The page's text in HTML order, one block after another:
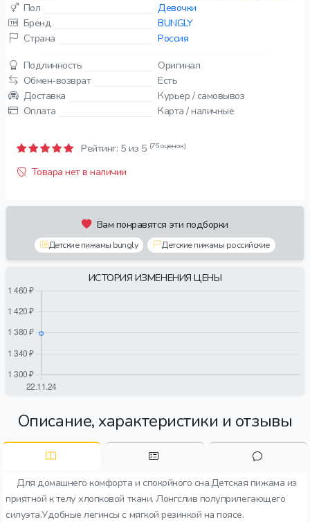
Пол
Девочки
Бренд
BUNGLY
Страна
Россия
Подлинность
Оригинал
Обмен-возврат
Есть
Доставка
Курьер / самовывоз
Оплата
Карта / наличные
Рейтинг: 5 из 5 (75 оценок)
Товара нет в наличии
Вам понравятся эти подборки
Детские пижамы bungly Детские пижамы российские
ИСТОРИЯ ИЗМЕНЕНИЯ ЦЕНЫ
Описание, характеристики и отзывы
Для домашнего комфорта и спокойного сна.Детская пижама из
приятной к телу хлопковой ткани. Лонгслив полуприлегающего
силуэта.Удобные легинсы с мягкой резинкой на поясе.